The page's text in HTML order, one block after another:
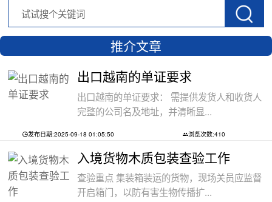
推介文章
出口越南的单证要求
出口越南的单证要求： 需提供发货人和收货人
完整的公司名及地址，并清晰显...
发布日期:2025-09-18 01:05:50 浏览次数:410
入境货物木质包装查验工作
查验重点 集装箱装运的货物，现场关员应监督
开启箱门，以防有害生物传播扩...